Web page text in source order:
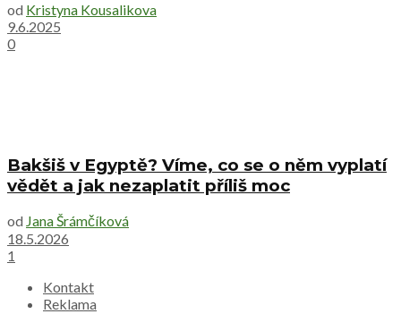
od Kristyna Kousalikova
9.6.2025
0
Bakšiš v Egyptě? Víme, co se o něm vyplatí
vědět a jak nezaplatit příliš moc
od Jana Šrámčíková
18.5.2026
1
Kontakt
Reklama